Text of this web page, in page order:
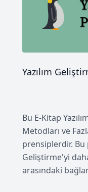
Yazılım
Bu E-Kitap
Metodları ve
prensiplerdir. Bu
Geliştirme'yi
arasındaki